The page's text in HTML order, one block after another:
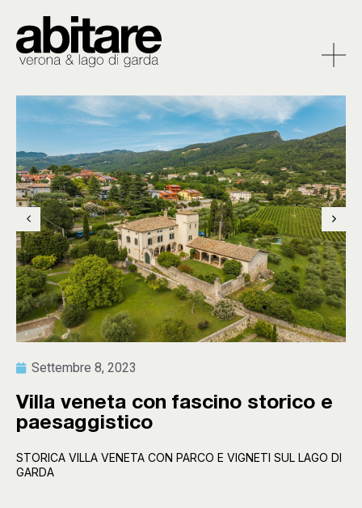
Settembre 8, 2023
Villa veneta con fascino storico e
paesaggistico
STORICA VILLA VENETA CON PARCO E VIGNETI SUL LAGO DI
GARDA